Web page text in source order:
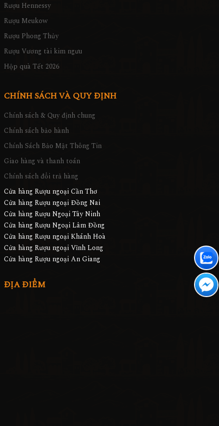
Rượu Hennessy
Rượu Meukow
Rượu Phong Thủy
Rượu Vương tài kim ngưu
Hộp quà Tết 2026
CHÍNH SÁCH VÀ QUY ĐỊNH
Chính sách & Quy định chung
Chính sách bảo hành
Chính Sách Bảo Mật Thông Tin
Giao hàng và thanh toán
Chính sách đổi trả hàng
Cửa hàng Rượu ngoại Cần Thơ
Cửa hàng Rượu ngoại Đồng Nai
Cửa hàng Rượu Ngoại Tây Ninh
Cửa hàng Rượu Ngoại Lâm Đồng
Cửa hàng Rượu ngoại Khánh Hoà
Cửa hàng Rượu ngoại Vĩnh Long
Cửa hàng Rượu ngoại An Giang
ĐỊA ĐIỂM